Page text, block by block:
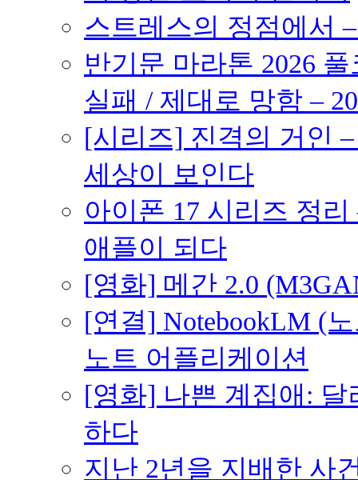
스트레스의 정점에서
반기문 마라톤 2026
실패 / 제대로 망함 –
[시리즈] 진격의 거인
세상이 보인다
아이폰 17 시리즈 정
애플이 되다
[영화] 메간 2.0
[연결] NotebookLM (
노트 어플리케이션
[영화] 나쁜 계집애:
하다
지난 2년을 지배한 사